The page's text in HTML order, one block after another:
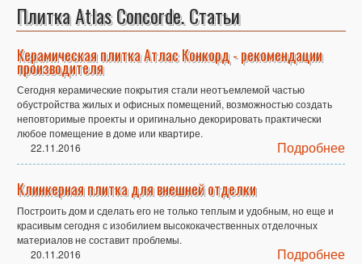
Плитка Atlas Concorde. Статьи
Керамическая плитка Атлас Конкорд - рекомендации
производителя
Сегодня керамические покрытия стали неотъемлемой частью
обустройства жилых и офисных помещений, возможностью создать
неповторимые проекты и оригинально декорировать практически
любое помещение в доме или квартире.
22.11.2016
Подробнее
Клинкерная плитка для внешней отделки
Построить дом и сделать его не только теплым и удобным, но еще и
красивым сегодня с изобилием высококачественных отделочных
материалов не составит проблемы.
20.11.2016
Подробнее